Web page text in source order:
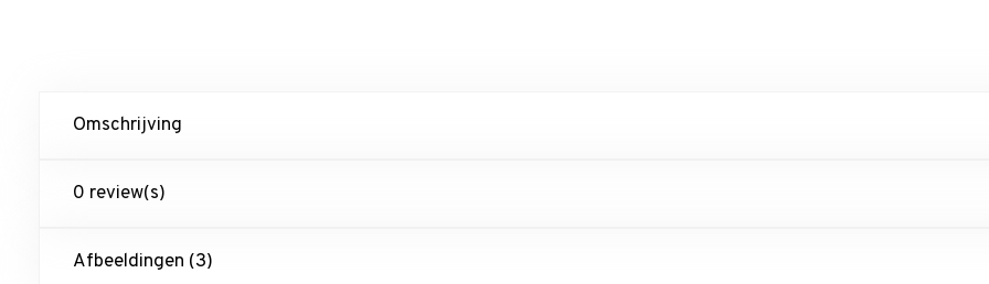
Omschrijving
0 review(s)
Afbeeldingen (3)